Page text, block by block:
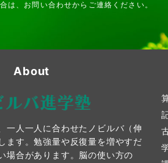
は、お問い合わせからご連絡ください。
About
一人一人に合わせたノビルバ（伸
ます。勉強量や反復量を増やすだ
場合があります。脳の使い方の